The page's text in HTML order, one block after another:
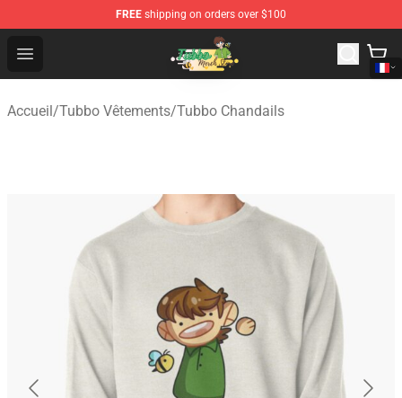
FREE shipping on orders over $100
Open menu
Tubbo Store - Official Tubbo Merchandise Shop
Accueil/Tubbo Vêtements/Tubbo Chandails